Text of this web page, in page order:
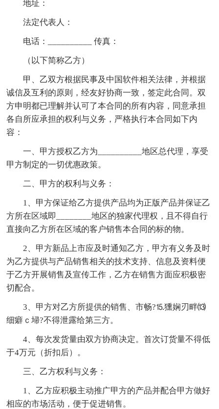
地址：
法定代表人：
电话：__________ 传真：
（以下简称乙方）
甲、乙双方根据民事及中国软件相关法律，并根据
诚信及互利的原则，经友好协商一致，签定此合同。双
方申明都已理解并认可了本合同的所有内容，同意承担
各自所应承担的权利与义务，严格执行本合同如下内
容：
一、甲方授权乙方为__________地区总代理，享受
甲方制定的一切优惠政策。
二、甲方的权利与义务：
1、甲方保证给乙方提供产品均为正版产品并保证乙
方所在区域即________地区的独家代理权，且不得自行
直接向乙方所在区域的客户销售本合同的标的物。
2、甲方新品上市应及时通知乙方，甲方有义务及时
为乙方提供与产品销售相关的技术支持、信息及资料便
于乙方开展销售及宣传工作，乙方在销售方面应积极密
切配合。
3、甲方对乙方所提供的销售、市畅?⒖獯娴刃畔⒀
细癖ｃ埽?不得泄露给第三方。
4、每次发货量由双方协商决定。首次订货量不得低
于4万元（折扣后）。
三、乙方权利与义务：
1、乙方应积极主动推广甲方的产品并配合甲方做好
相应的市场活动，便于促进销售。